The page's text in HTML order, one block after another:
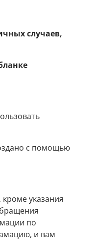
случаев,
с помощью
указания
по
и вам